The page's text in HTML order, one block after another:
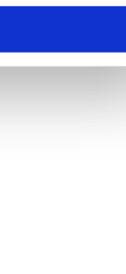
medizinische